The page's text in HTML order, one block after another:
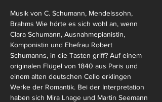
Musik von C. Schumann, Mendelssohn,
Brahms Wie hörte es sich wohl an, wenn
Clara Schumann, Ausnahmepianistin,
Komponistin und Ehefrau Robert
Schumanns, in die Tasten griff? Auf einem
originalen Flügel von 1840 aus Paris und
einem alten deutschen Cello erklingen
Werke der Romantik. Bei der Interpretation
haben sich Mira Lnage und Martin Seemann